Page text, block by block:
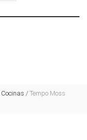
Cocinas / Tempo Moss